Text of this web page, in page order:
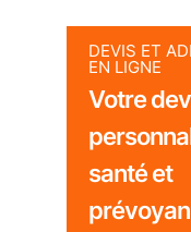
DEVIS ET
EN LIGNE
Votre
santé et